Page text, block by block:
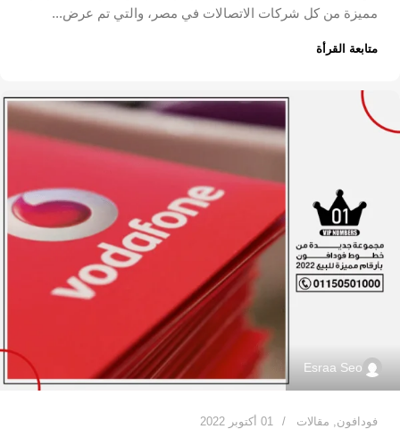
مميزة من كل شركات الاتصالات في مصر، والتي تم عرض...
متابعة القرأة
Esraa Seo
فودافون, مقالات 01 أكتوبر 2022